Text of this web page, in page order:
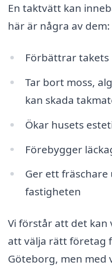
En taktvätt kan
här är några av dem:
Förbättrar takets
Tar bort moss,
kan skada
Ökar husets
Förebygger
Ger ett fräschare
fastigheten
Vi förstår att det kan
att välja rätt företag
Göteborg, men med